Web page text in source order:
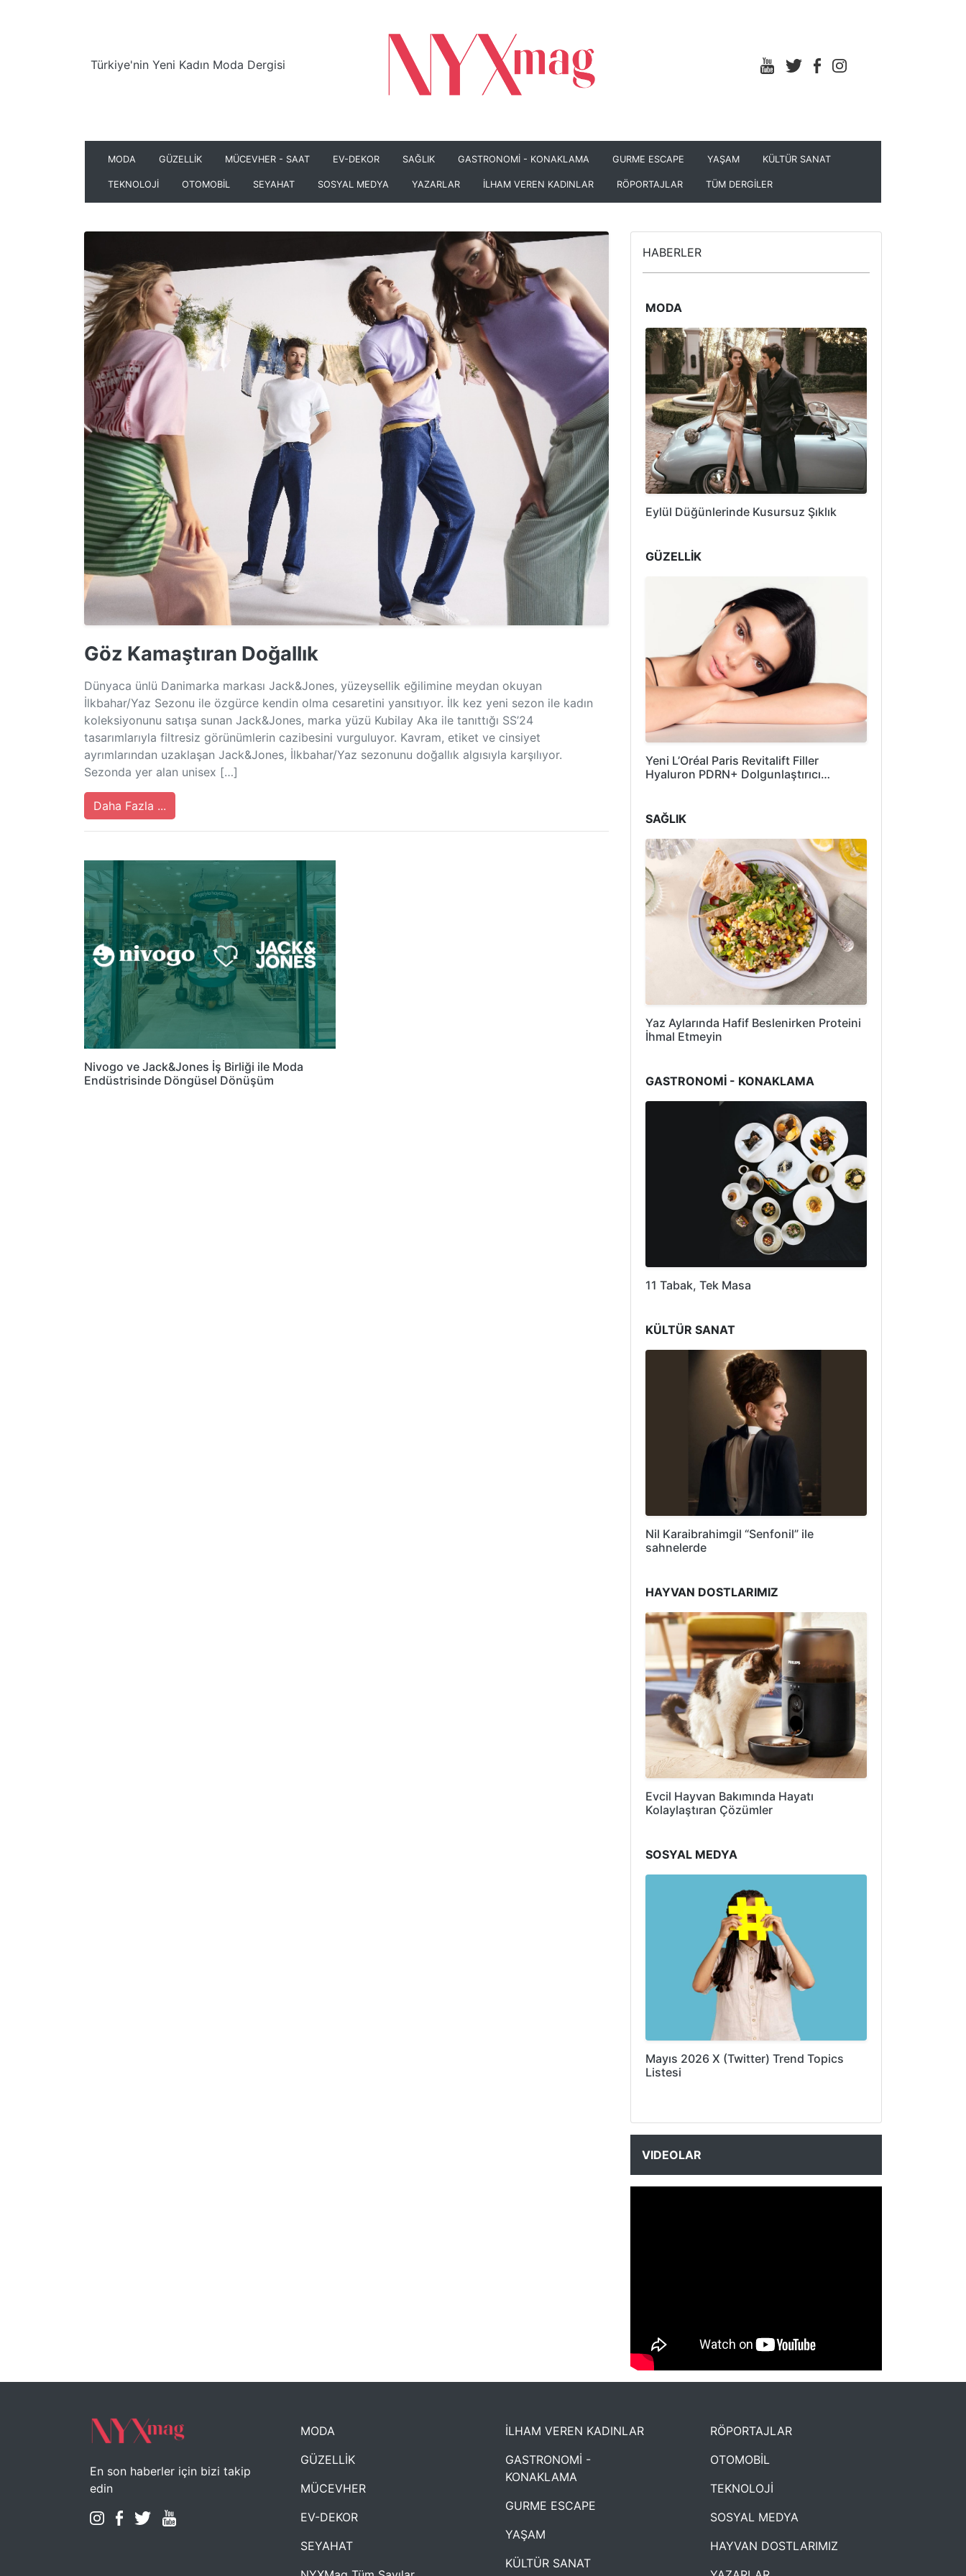
Türkiye'nin Yeni Kadın Moda Dergisi
MODA GÜZELLİK MÜCEVHER - SAAT EV-DEKOR SAĞLIK GASTRONOMİ - KONAKLAMA GURME ESCAPE YAŞAM KÜLTÜR SANAT
TEKNOLOJİ OTOMOBİL SEYAHAT SOSYAL MEDYA YAZARLAR İLHAM VEREN KADINLAR RÖPORTAJLAR TÜM DERGİLER
Göz Kamaştıran Doğallık
Dünyaca ünlü Danimarka markası Jack&Jones, yüzeysellik eğilimine meydan okuyan
İlkbahar/Yaz Sezonu ile özgürce kendin olma cesaretini yansıtıyor. İlk kez yeni sezon ile kadın
koleksiyonunu satışa sunan Jack&Jones, marka yüzü Kubilay Aka ile tanıttığı SS’24
tasarımlarıyla filtresiz görünümlerin cazibesini vurguluyor. Kavram, etiket ve cinsiyet
ayrımlarından uzaklaşan Jack&Jones, İlkbahar/Yaz sezonunu doğallık algısıyla karşılıyor.
Sezonda yer alan unisex […]
Daha Fazla ...
Nivogo ve Jack&Jones İş Birliği ile Moda
Endüstrisinde Döngüsel Dönüşüm
HABERLER
MODA
Eylül Düğünlerinde Kusursuz Şıklık
GÜZELLİK
Yeni L’Oréal Paris Revitalift Filler
Hyaluron PDRN+ Dolgunlaştırıcı…
SAĞLIK
Yaz Aylarında Hafif Beslenirken Proteini
İhmal Etmeyin
GASTRONOMİ - KONAKLAMA
11 Tabak, Tek Masa
KÜLTÜR SANAT
Nil Karaibrahimgil “Senfonil” ile
sahnelerde
HAYVAN DOSTLARIMIZ
Evcil Hayvan Bakımında Hayatı
Kolaylaştıran Çözümler
SOSYAL MEDYA
Mayıs 2026 X (Twitter) Trend Topics
Listesi
VIDEOLAR
NYXmag 2. Yaş Kutlama Etkinliği
En son haberler için bizi takip
edin
MODA
GÜZELLİK
MÜCEVHER
EV-DEKOR
SEYAHAT
İLHAM VEREN KADINLAR
GASTRONOMİ -
KONAKLAMA
GURME ESCAPE
YAŞAM
KÜLTÜR SANAT
RÖPORTAJLAR
OTOMOBİL
TEKNOLOJİ
SOSYAL MEDYA
HAYVAN DOSTLARIMIZ